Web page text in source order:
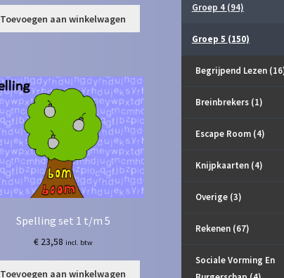
Toevoegen aan winkelwagen
Spelling set 1 t/m 5
€23,58 incl. btw
Toevoegen aan winkelwagen
Groep 4 (94)
Groep 5 (150)
Begrijpend Lezen
Breinbrekers (1)
Escape Room (4)
Knijpkaarten (4)
Overige (3)
Rekenen (67)
Sociale Vorming En